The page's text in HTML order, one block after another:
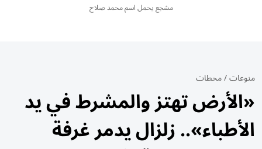
مشجع يحمل اسم محمد صلاح
منوعات/محطات
«الأرض تهتز والمشرط في يد
الأطباء».. زلزال يدمر غرفة